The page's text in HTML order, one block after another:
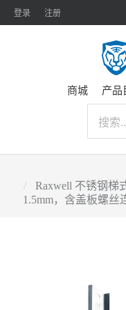
登录 注册
商城 产品
Raxwell 不锈钢梯
1.5mm，含盖板螺丝